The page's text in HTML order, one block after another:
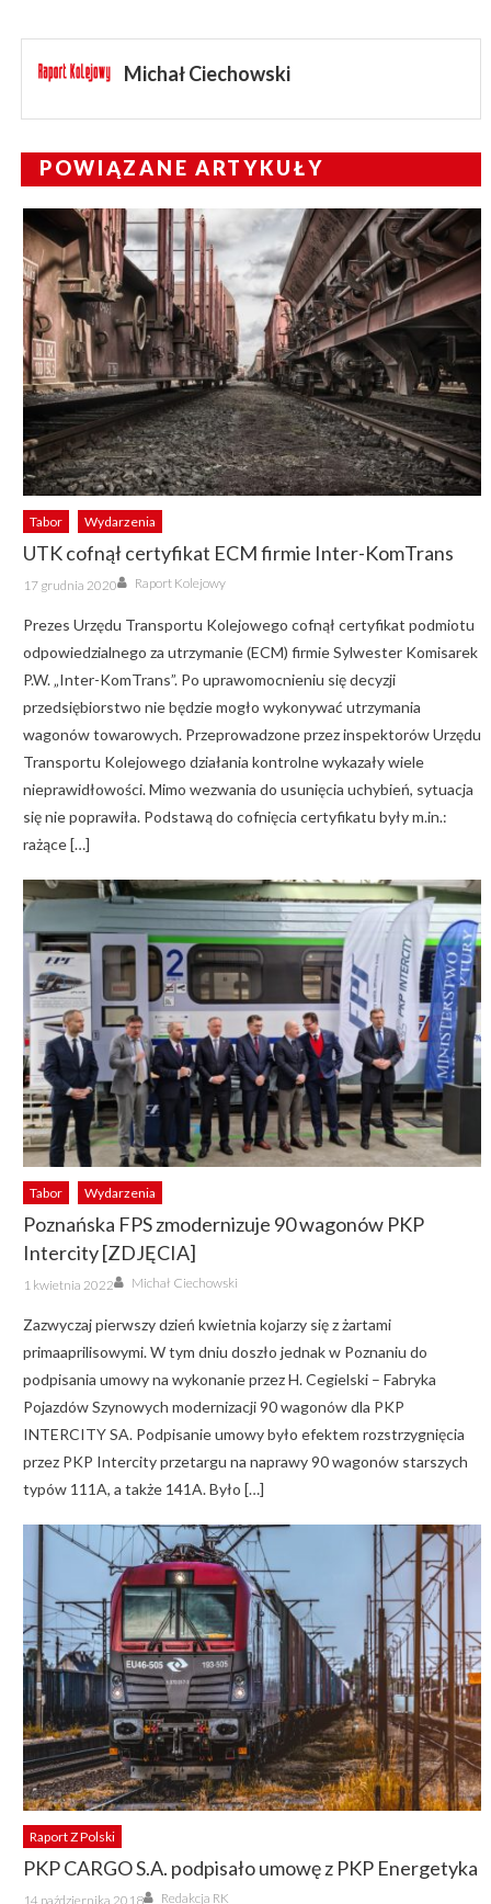
Michał Ciechowski
POWIĄZANE ARTYKUŁY
Tabor Wydarzenia
UTK cofnął certyfikat ECM firmie Inter-KomTrans
Posted
on
17 grudnia 2020 Author
Raport Kolejowy
Prezes Urzędu Transportu Kolejowego cofnął certyfikat podmiotu
odpowiedzialnego za utrzymanie (ECM) firmie Sylwester Komisarek
P.W. „Inter-KomTrans”. Po uprawomocnieniu się decyzji
przedsiębiorstwo nie będzie mogło wykonywać utrzymania
wagonów towarowych. Przeprowadzone przez inspektorów Urzędu
Transportu Kolejowego działania kontrolne wykazały wiele
nieprawidłowości. Mimo wezwania do usunięcia uchybień, sytuacja
się nie poprawiła. Podstawą do cofnięcia certyfikatu były m.in.:
rażące […]
Tabor Wydarzenia
Poznańska FPS zmodernizuje 90 wagonów PKP
Intercity [ZDJĘCIA]
Posted
on
1 kwietnia 2022 Author
Michał Ciechowski
Zazwyczaj pierwszy dzień kwietnia kojarzy się z żartami
primaaprilisowymi. W tym dniu doszło jednak w Poznaniu do
podpisania umowy na wykonanie przez H. Cegielski – Fabryka
Pojazdów Szynowych modernizacji 90 wagonów dla PKP
INTERCITY SA. Podpisanie umowy było efektem rozstrzygnięcia
przez PKP Intercity przetargu na naprawy 90 wagonów starszych
typów 111A, a także 141A. Było […]
Raport Z Polski
PKP CARGO S.A. podpisało umowę z PKP Energetyka
Posted
14 października 2018 Author
Redakcja RK